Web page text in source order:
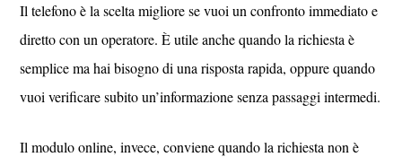
Il telefono è la scelta migliore se vuoi un confronto immediato e
diretto con un operatore. È utile anche quando la richiesta è
semplice ma hai bisogno di una risposta rapida, oppure quando
vuoi verificare subito un’informazione senza passaggi intermedi.
Il modulo online, invece, conviene quando la richiesta non è